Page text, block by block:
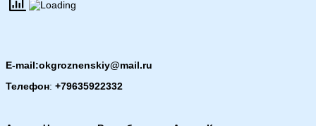
E-mail:okgroznenskiy@mail.ru
Телефон: +79635922332